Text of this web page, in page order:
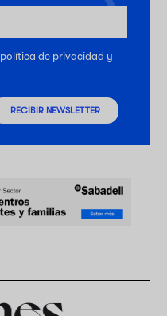
política de privacidad y
RECIBIR NEWSLETTER